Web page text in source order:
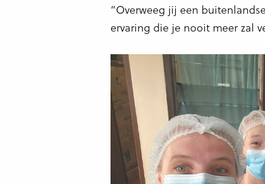
“Overweeg jij een
ervaring die je nooit meer zal